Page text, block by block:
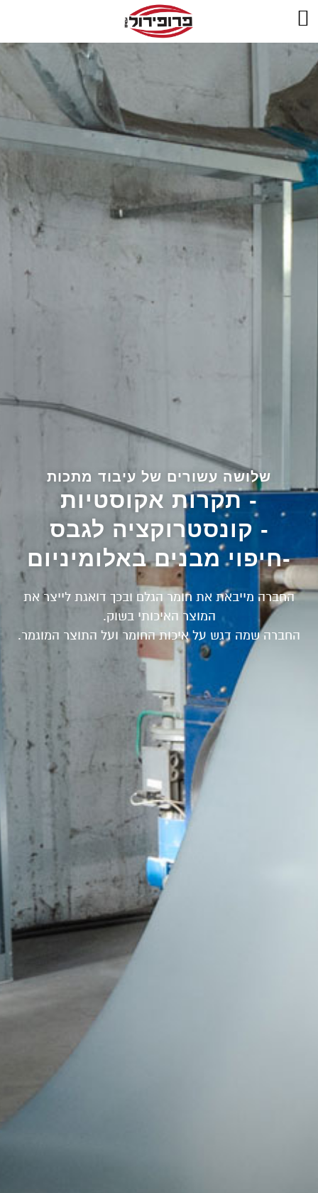
שלושה עשורים של עיבוד מתכות
- תקרות אקוסטיות
- קונסטרוקציה לגבס
-חיפוי מבנים באלומיניום
החברה מייבאת את חומר הגלם ובכך דואגת לייצר את
המוצר האיכותי בשוק.
החברה שמה דגש על איכות החומר ועל התוצר המוגמר.